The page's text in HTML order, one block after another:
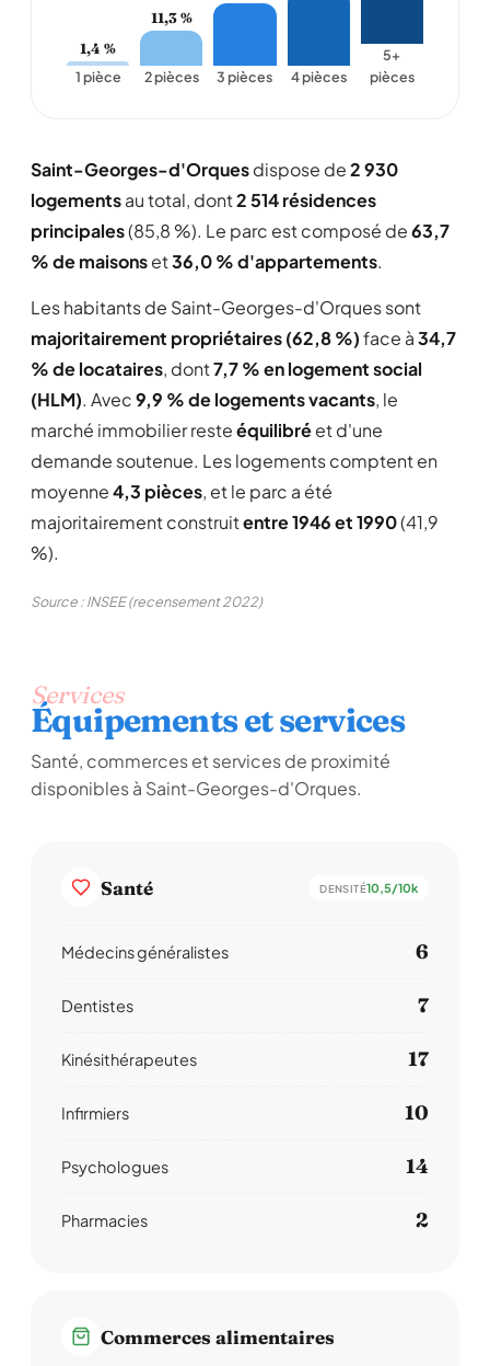
1,4 %
1 pièce
11,3 %
2 pièces 3 pièces 4 pièces
5+
pièces
Saint-Georges-d'Orquesdispose de2 930
logementsau total, dont2 514 résidences
principales(85,8 %). Le parc est composé de63,7
% de maisonset36,0 % d'appartements.
Les habitants de Saint-Georges-d'Orques sont
majoritairement propriétaires (62,8 %)face à34,7
% de locataires, dont7,7 % en logement social
(HLM). Avec9,9 % de logements vacants, le
marché immobilier resteéquilibréet d'une
demande soutenue. Les logements comptent en
moyenne4,3 pièces, et le parc a été
majoritairement construitentre 1946 et 1990(41,9
%).
Source : INSEE (recensement 2022)
Services
Équipements et services
Santé, commerces et services de proximité
disponibles à Saint-Georges-d'Orques.
Santé DENSITÉ10,5/10k
Médecins généralistes 6
Dentistes 7
Kinésithérapeutes 17
Infirmiers 10
Psychologues 14
Pharmacies 2
Commerces alimentaires